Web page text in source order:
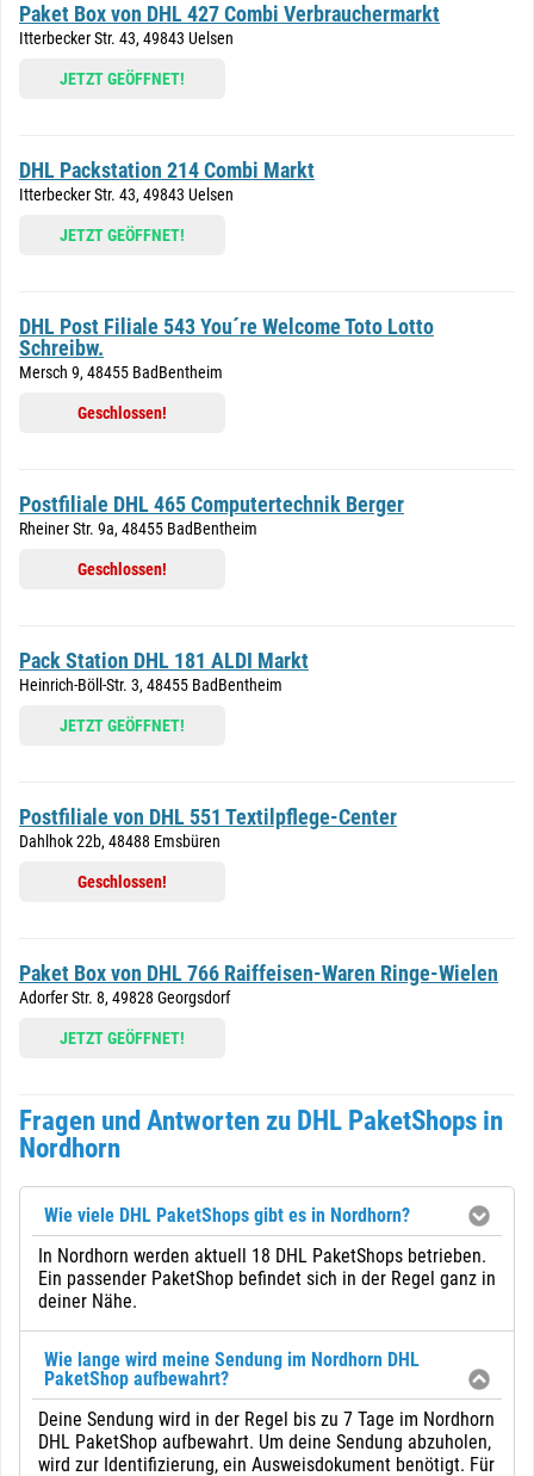
Paket Box von DHL 427 Combi Verbrauchermarkt
Itterbecker Str. 43, 49843 Uelsen
JETZT GEÖFFNET!
DHL Packstation 214 Combi Markt
Itterbecker Str. 43, 49843 Uelsen
JETZT GEÖFFNET!
DHL Post Filiale 543 You´re Welcome Toto Lotto
Schreibw.
Mersch 9, 48455 BadBentheim
Geschlossen!
Postfiliale DHL 465 Computertechnik Berger
Rheiner Str. 9a, 48455 BadBentheim
Geschlossen!
Pack Station DHL 181 ALDI Markt
Heinrich-Böll-Str. 3, 48455 BadBentheim
JETZT GEÖFFNET!
Postfiliale von DHL 551 Textilpflege-Center
Dahlhok 22b, 48488 Emsbüren
Geschlossen!
Paket Box von DHL 766 Raiffeisen-Waren Ringe-Wielen
Adorfer Str. 8, 49828 Georgsdorf
JETZT GEÖFFNET!
Fragen und Antworten zu DHL PaketShops in
Nordhorn
Wie viele DHL PaketShops gibt es in Nordhorn?
In Nordhorn werden aktuell 18 DHL PaketShops betrieben.
Ein passender PaketShop befindet sich in der Regel ganz in
deiner Nähe.
Wie lange wird meine Sendung im Nordhorn DHL
PaketShop aufbewahrt?
Deine Sendung wird in der Regel bis zu 7 Tage im Nordhorn
DHL PaketShop aufbewahrt. Um deine Sendung abzuholen,
wird zur Identifizierung, ein Ausweisdokument benötigt. Für